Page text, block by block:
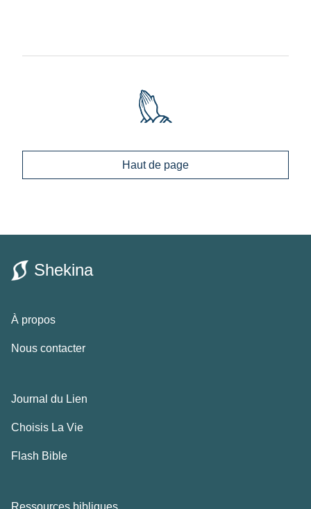
Haut de page
Shekina
À propos
Nous contacter
Journal du Lien
Choisis La Vie
Flash Bible